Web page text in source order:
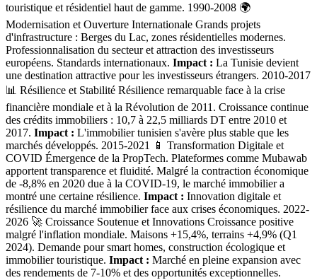
touristique et résidentiel haut de gamme. 1990-2008 🌍
Modernisation et Ouverture Internationale Grands projets
d'infrastructure : Berges du Lac, zones résidentielles modernes.
Professionnalisation du secteur et attraction des investisseurs
européens. Standards internationaux. Impact : La Tunisie devient
une destination attractive pour les investisseurs étrangers. 2010-2017
📊 Résilience et Stabilité Résilience remarquable face à la crise
financière mondiale et à la Révolution de 2011. Croissance continue
des crédits immobiliers : 10,7 à 22,5 milliards DT entre 2010 et
2017. Impact : L'immobilier tunisien s'avère plus stable que les
marchés développés. 2015-2021 📱 Transformation Digitale et
COVID Émergence de la PropTech. Plateformes comme Mubawab
apportent transparence et fluidité. Malgré la contraction économique
de -8,8% en 2020 due à la COVID-19, le marché immobilier a
montré une certaine résilience. Impact : Innovation digitale et
résilience du marché immobilier face aux crises économiques. 2022-
2026 🚀 Croissance Soutenue et Innovations Croissance positive
malgré l'inflation mondiale. Maisons +15,4%, terrains +4,9% (Q1
2024). Demande pour smart homes, construction écologique et
immobilier touristique. Impact : Marché en pleine expansion avec
des rendements de 7-10% et des opportunités exceptionnelles.